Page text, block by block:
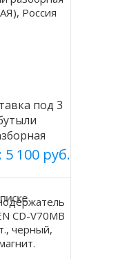
под 3
Россия
5 100 руб.